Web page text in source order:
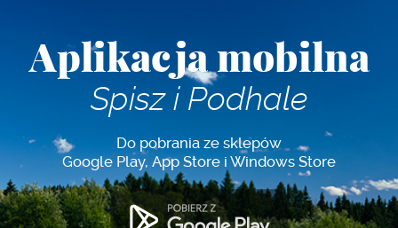
Aplikacja mobilna
Spisz i Podhale
Do pobrania ze sklepów
Google Play, App Store i Windows Store